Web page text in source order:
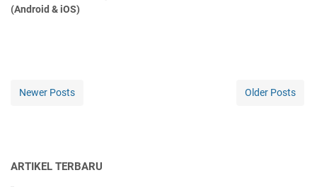
(Android & iOS)
Newer Posts Older Posts
ARTIKEL TERBARU